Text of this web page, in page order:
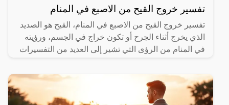
تفسير خروج القيح من الاصبع في المنام
تفسير خروج القيح من الاصبع في المنام، القيح هو الصديد
الذي يخرج أثناء الجرح أو تكون خراج في الجسم، ورؤيته
في المنام من الرؤى التي تشير إلى العديد من التفسيرات